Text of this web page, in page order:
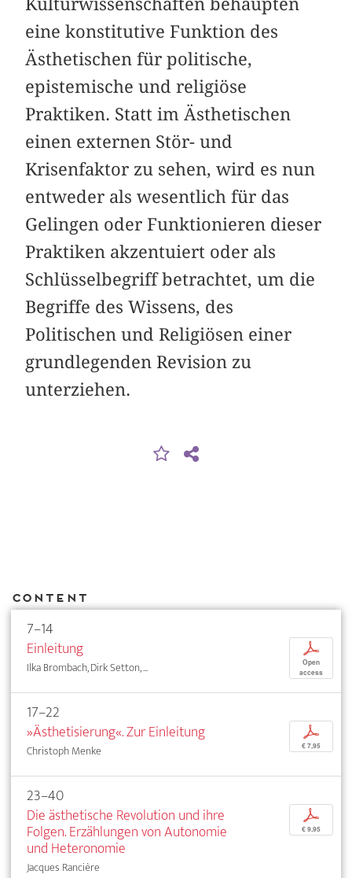
Kulturwissenschaften behaupten
eine konstitutive Funktion des
Ästhetischen für politische,
epistemische und religiöse
Praktiken. Statt im Ästhetischen
einen externen Stör- und
Krisenfaktor zu sehen, wird es nun
entweder als wesentlich für das
Gelingen oder Funktionieren dieser
Praktiken akzentuiert oder als
Schlüsselbegriff betrachtet, um die
Begriffe des Wissens, des
Politischen und Religiösen einer
grundlegenden Revision zu
unterziehen.
Content
7–14
Einleitung
Ilka Brombach, Dirk Setton, ...
p
Open
access
17–22
»Ästhetisierung«. Zur Einleitung
Christoph Menke
p
€ 7,95
23–40
Die ästhetische Revolution und ihre
Folgen. Erzählungen von Autonomie
und Heteronomie
Jacques Rancière
p
€ 9,95